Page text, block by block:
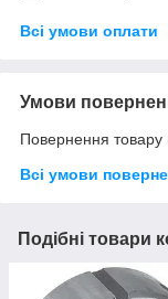
Всі умови оплати
Умови
Повернення товару
Всі умови
Подібні товари